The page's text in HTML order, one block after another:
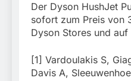
Der Dyson HushJet
sofort zum Preis von
Dyson Stores und
[1] Vardoulakis S,
Davis A,